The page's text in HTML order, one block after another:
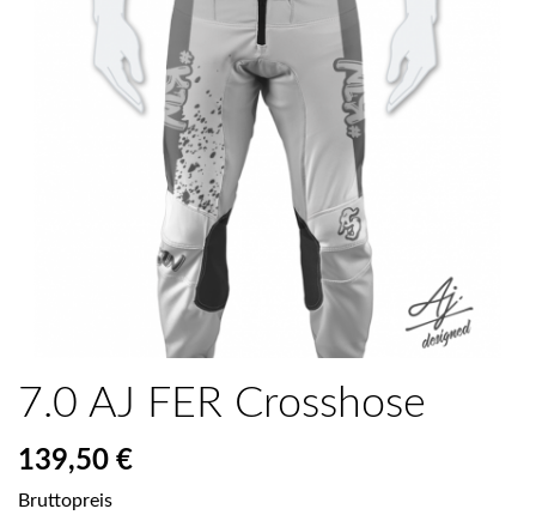
7.0 AJ FER Crosshose
139,50 €
Bruttopreis